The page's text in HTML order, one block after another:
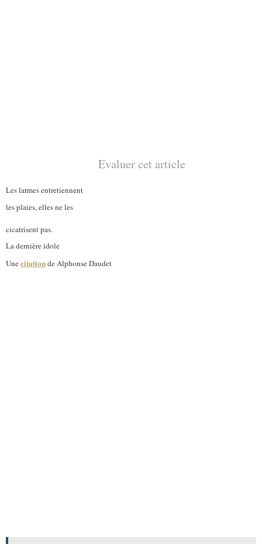
Evaluer cet article
Les larmes entretiennent
les plaies, elles ne les
cicatrisent pas.
La dernière idole
Unecitationde Alphonse Daudet